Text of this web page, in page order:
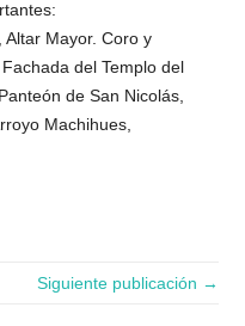
Altar Mayor. Coro y
del Templo del
de San Nicolás,
Machihues,
Siguiente publicación →